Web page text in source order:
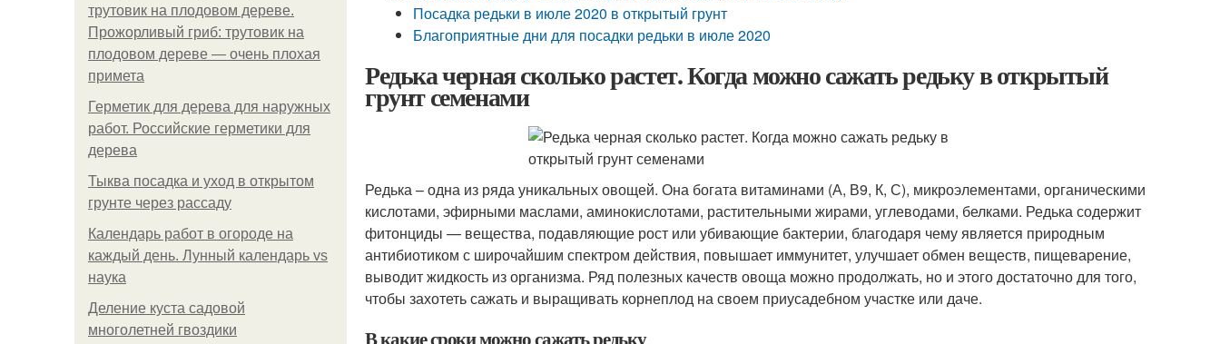
трутовик на плодовом дереве.
Прожорливый гриб: трутовик на
плодовом дереве — очень плохая
примета
Герметик для дерева для наружных
работ. Российские герметики для
дерева
Тыква посадка и уход в открытом
грунте через рассаду
Календарь работ в огороде на
каждый день. Лунный календарь vs
наука
Деление куста садовой
многолетней гвоздики
Посадка редьки в июле 2020 в открытый грунт
Благоприятные дни для посадки редьки в июле 2020
Редька черная сколько растет. Когда можно сажать редьку в открытый
грунт семенами
Редька – одна из ряда уникальных овощей. Она богата витаминами (А, В9, К, С), микроэлементами, органическими
кислотами, эфирными маслами, аминокислотами, растительными жирами, углеводами, белками. Редька содержит
фитонциды — вещества, подавляющие рост или убивающие бактерии, благодаря чему является природным
антибиотиком с широчайшим спектром действия, повышает иммунитет, улучшает обмен веществ, пищеварение,
выводит жидкость из организма. Ряд полезных качеств овоща можно продолжать, но и этого достаточно для того,
чтобы захотеть сажать и выращивать корнеплод на своем приусадебном участке или даче.
В какие сроки можно сажать редьку